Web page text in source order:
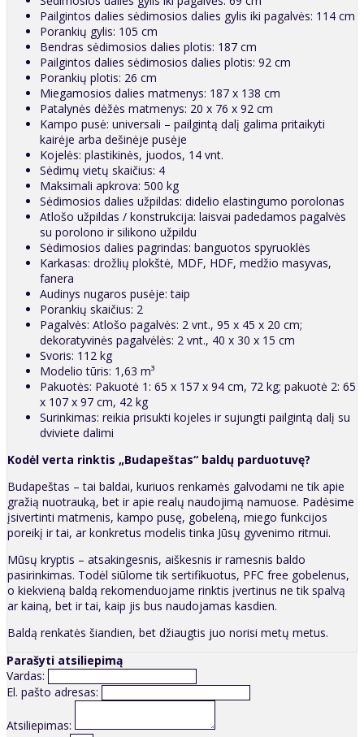
Pailgintos dalies sėdimosios dalies gylis iki pagalvės: 114 cm
Porankių gylis: 105 cm
Bendras sėdimosios dalies plotis: 187 cm
Pailgintos dalies sėdimosios dalies plotis: 92 cm
Porankių plotis: 26 cm
Miegamosios dalies matmenys: 187 x 138 cm
Patalynės dėžės matmenys: 20 x 76 x 92 cm
Kampo pusė: universali – pailgintą dalį galima pritaikyti
kairėje arba dešinėje pusėje
Kojelės: plastikinės, juodos, 14 vnt.
Sėdimų vietų skaičius: 4
Maksimali apkrova: 500 kg
Sėdimosios dalies užpildas: didelio elastingumo porolonas
Atlošo užpildas / konstrukcija: laisvai padedamos pagalvės
su porolono ir silikono užpildu
Sėdimosios dalies pagrindas: banguotos spyruoklės
Karkasas: drožlių plokštė, MDF, HDF, medžio masyvas,
fanera
Audinys nugaros pusėje: taip
Porankių skaičius: 2
Pagalvės: Atlošo pagalvės: 2 vnt., 95 x 45 x 20 cm;
dekoratyvinės pagalvėlės: 2 vnt., 40 x 30 x 15 cm
Svoris: 112 kg
Modelio tūris: 1,63 m³
Pakuotės: Pakuotė 1: 65 x 157 x 94 cm, 72 kg; pakuotė 2: 65
x 107 x 97 cm, 42 kg
Surinkimas: reikia prisukti kojeles ir sujungti pailgintą dalį su
dviviete dalimi
Kodėl verta rinktis „Budapeštas“ baldų parduotuvę?
Budapeštas – tai baldai, kuriuos renkamės galvodami ne tik apie
gražią nuotrauką, bet ir apie realų naudojimą namuose. Padėsime
įsivertinti matmenis, kampo pusę, gobeleną, miego funkcijos
poreikį ir tai, ar konkretus modelis tinka Jūsų gyvenimo ritmui.
Mūsų kryptis – atsakingesnis, aiškesnis ir ramesnis baldo
pasirinkimas. Todėl siūlome tik sertifikuotus, PFC free gobelenus,
o kiekvieną baldą rekomenduojame rinktis įvertinus ne tik spalvą
ar kainą, bet ir tai, kaip jis bus naudojamas kasdien.
Baldą renkatės šiandien, bet džiaugtis juo norisi metų metus.
Parašyti atsiliepimą
Vardas:
El. pašto adresas:
Atsiliepimas: